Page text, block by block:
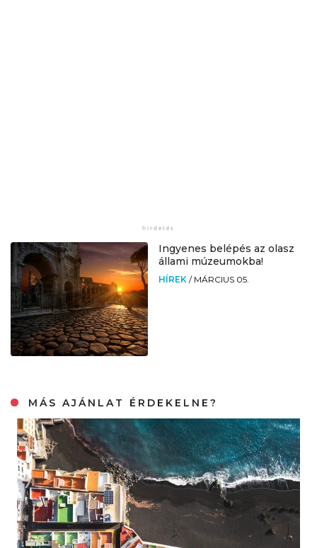
Ingyenes belépés az olasz
állami múzeumokba!
HÍREK / MÁRCIUS 05.
MÁS AJÁNLAT ÉRDEKELNE?